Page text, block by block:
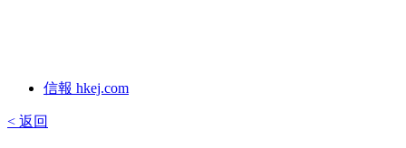
信報 hkej.com
< 返回